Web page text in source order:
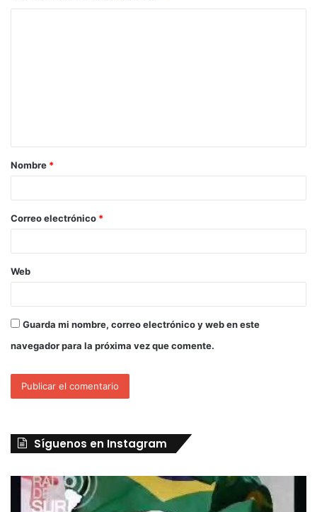
Nombre *
Correo electrónico *
Web
Guarda mi nombre, correo electrónico y web en este
navegador para la próxima vez que comente.
Síguenos en Instagram